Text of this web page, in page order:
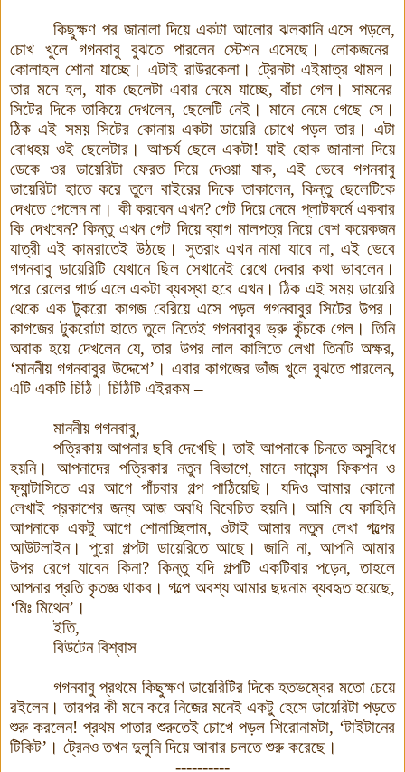
কিছুক্ষণ পর জানালা দিয়ে একটা আলোর ঝলকানি এসে পড়লে,
চোখ খুলে গগনবাবু বুঝতে পারলেন স্টেশন এসেছে। লোকজনের
কোলাহল শোনা যাচ্ছে। এটাই রাউরকেলা । ট্রেনটা এইমাত্র থামল ।
তার মনে হল, যাক ছেলেটা এবার নেমে যাচ্ছে,বাঁচা গেল। সামনের
সিটের দিকে তাকিয়ে দেখলেন, ছেলেটি নেই । মানে নেমে গেছে সে।
ঠিক এই সময় সিটের কোনায় একটা ডায়েরি চোখে পড়ল তার। এটা
বোধহয় ওই ছেলেটার। আশ্চর্য ছেলে একটা!যাই হোক জানালা দিয়ে
ডেকে ওর ডায়েরিটা ফেরত দিয়ে দেওয়া যাক, এই ভেবে গগনবাবু
ডায়েরিটা হাতে করে তুলে বাইরের দিকে তাকালেন, কিন্তু ছেলেটিকে
দেখতে পেলেন না। কী করবেন এখন? গেট দিয়ে নেমে প্লাটফর্মে একবার
কি দেখবেন? কিন্তু এখন গেট দিয়ে ব্যাগ মালপত্র নিয়ে বেশ কয়েকজন
যাত্রী এই কামরাতেই উঠছে। সুতরাং এখন নামা যাবে না,এই ভেবে
গগনবাবু ডায়েরিটি যেখানে ছিল সেখানেই রেখে দেবার কথা ভাবলেন।
পরে রেলের গার্ড এলে একটা ব্যবস্থা হবে এখন। ঠিক এই সময় ডায়েরি
থেকে এক টুকরো কাগজ বেরিয়ে এসে পড়ল গগনবাবুর সিটের উপর।
কাগজের টুকরোটা হাতে তুলে নিতেই গগনবাবুর ভ্রু কুঁচকে গেল। তিনি
অবাক হয়ে দেখলেন যে,তার উপর লাল কালিতে লেখা তিনটি অক্ষর,
‘মাননীয় গগনবাবুর উদ্দেশে’ । এবার কাগজের ভাঁজ খুলে বুঝতে পারলেন,
এটি একটি চিঠি। চিঠিটি এইরকম–
মাননীয় গগনবাবু,
পত্রিকায় আপনার ছবি দেখেছি। তাই আপনাকে চিনতে অসুবিধে
হয়নি। আপনাদের পত্রিকার নতুন বিভাগে, মানে সায়েন্স ফিকশন ও
ফ্যান্টাসিতে এর আগে পাঁচবার গল্প পাঠিয়েছি। যদিও আমার কোনো
লেখাই প্রকাশের জন্য আজ অবধি বিবেচিত হয়নি। আমি যে কাহিনি
আপনাকে একটু আগে শোনাচ্ছিলাম, ওটাই আমার নতুন লেখা গল্পের
আউটলাইন। পুরো গল্পটা ডায়েরিতে আছে।জানি না,আপনি আমার
উপর রেগে যাবেন কিনা? কিন্তু যদি গল্পটি একটিবার পড়েন,তাহলে
আপনার প্রতি কৃতজ্ঞ থাকব। গল্পে অবশ্য আমার ছদ্মনাম ব্যবহৃত হয়েছে,
‘মিঃ মিথেন’ ।
ইতি,
বিউটেন বিশ্বাস
গগনবাবু প্রথমে কিছুক্ষণ ডায়েরিটির দিকে হতভম্বের মতো চেয়ে
রইলেন। তারপর কী মনে করে নিজের মনেই একটু হেসে ডায়েরিটা পড়তে
শুরু করলেন! প্রথম পাতার শুরুতেই চোখে পড়ল শিরোনামটা, ‘টাইটানের
টিকিট’ । ট্রেনও তখন দুলুনি দিয়ে আবার চলতে শুরু করেছে।
----------